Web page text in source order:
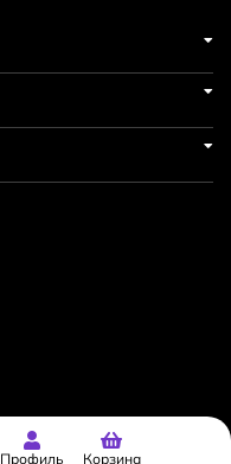
Профиль Корзина